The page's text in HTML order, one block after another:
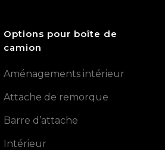
Options pour boîte de
camion
Aménagements intérieur
Attache de remorque
Barre d’attache
Intérieur